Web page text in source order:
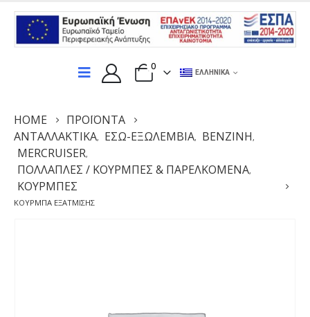
0
ΕΛΛΗΝΙΚΆ
HOME
ΠΡΟΪΌΝΤΑ
ΑΝΤΑΛΛΑΚΤΙΚΆ, ΕΣΩ-ΕΞΩΛΕΜΒΙΑ, ΒΕΝΖΊΝΗ,
MERCRUISER,
ΠΟΛΛΑΠΛΈΣ / ΚΟΎΡΜΠΕΣ & ΠΑΡΕΛΚΌΜΕΝΑ,
ΚΟΥΡΜΠΕΣ
ΚΟΎΡΜΠΑ ΕΞΆΤΜΙΣΗΣ